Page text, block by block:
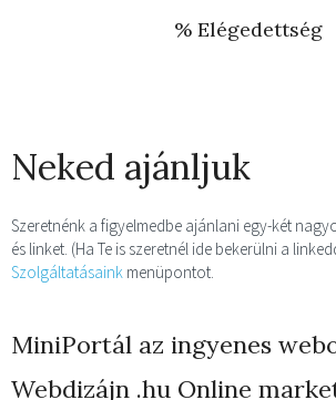
% Elégedettség
Neked ajánljuk
Szeretnénk a figyelmedbe ajánlani egy-két
és linket. (Ha Te is szeretnél ide bekerülni a
Szolgáltatásaink menüpontot.
MiniPortál az ingyenes
Webdizájn .hu Online